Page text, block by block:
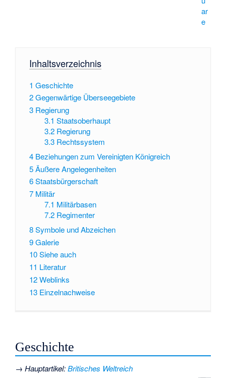
ar
e
Inhaltsverzeichnis
1 Geschichte
2Gegenwärtige Überseegebiete
3 Regierung
3.1 Staatsoberhaupt
3.2 Regierung
3.3 Rechtssystem
4 Beziehungen zum Vereinigten Königreich
5Äußere Angelegenheiten
6Staatsbürgerschaft
7 Militär
7.1 Militärbasen
7.2 Regimenter
8Symbole und Abzeichen
9Galerie
10Siehe auch
11 Literatur
12Weblinks
13 Einzelnachweise
Geschichte
→Hauptartikel:Britisches Weltreich